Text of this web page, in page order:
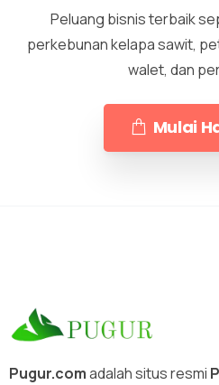
Peluang bisnis terbaik
perkebunan kelapa sawit,
walet, dan
Mulai
Pugur.comadalah situs resmi